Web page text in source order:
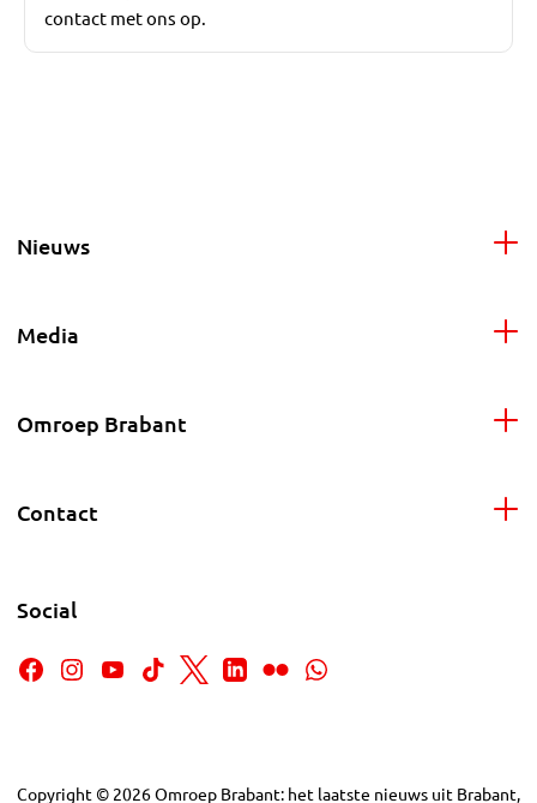
contact met ons op.
Nieuws
Media
Omroep Brabant
Contact
Social
Copyright © 2026Omroep Brabant: het laatste nieuws uit Brabant,